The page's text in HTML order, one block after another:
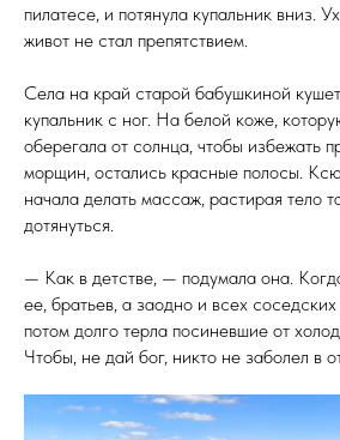
пилатесе, и потянула купальник вниз.
живот не стал препятствием.
Села на край старой бабушкиной
купальник с ног. На белой коже,
оберегала от солнца, чтобы избежать
морщин, остались красные полосы.
начала делать массаж, растирая тело
дотянуться.
— Как в детстве, — подумала она.
ее, братьев, а заодно и всех
потом долго терла посиневшие от
Чтобы, не дай бог, никто не заболел в